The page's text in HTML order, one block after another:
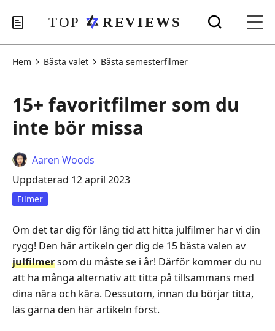
Hem Bästa valet Bästa semesterfilmer
15+ favoritfilmer som du
inte bör missa
Aaren Woods
Uppdaterad 12 april 2023
Filmer
Om det tar dig för lång tid att hitta julfilmer har vi din
rygg! Den här artikeln ger dig de 15 bästa valen av
julfilmersom du måste se i år! Därför kommer du nu
att ha många alternativ att titta på tillsammans med
dina nära och kära. Dessutom, innan du börjar titta,
läs gärna den här artikeln först.